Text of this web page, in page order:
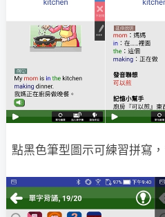
點黑色筆型圖示可練習拼寫，